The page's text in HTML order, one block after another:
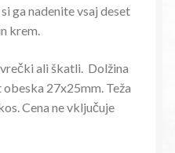
ga nadenite vsaj deset
krem.
ali škatli. Dolžina
27x25mm. Teža
Cena ne vključuje